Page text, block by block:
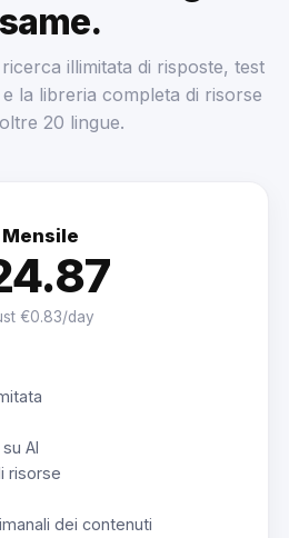
illimitata di risposte, test
la libreria completa di risorse
20 lingue.
Mensile
€0.83/day
AI
risorse
dei contenuti